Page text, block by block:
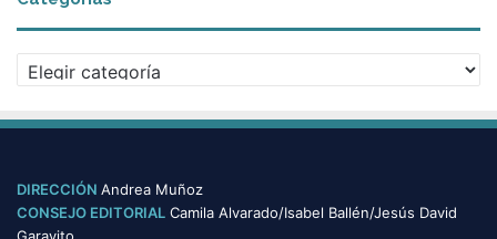
i
v
a
e
o
r
í
DIRECCIÓN Andrea Muñoz
CONSEJO EDITORIAL Camila Alvarado/Isabel Ballén/Jesús David